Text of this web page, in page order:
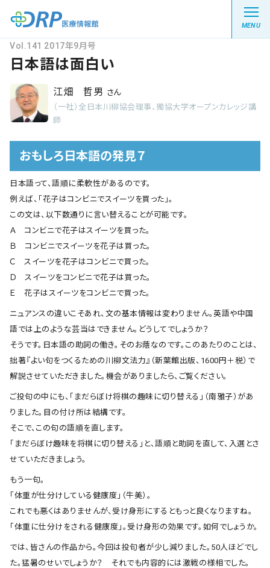
MENU
最新の注目記事
健康川柳
DRP医療情報館とは?
会社概要
お問い合わせ
Vol.141 2017年9月号
日本語は面白い
江畑 哲男 さん
（一社）全日本川柳協会理事、獨協大学オープンカレッジ講
師
おもしろ日本語の発見７
日本語って、語順に柔軟性があるのです。
例えば、「花子はコンビニでスイーツを買った」。
この文は、以下数通りに言い替えることが可能です。
Ａ コンビニで花子はスイーツを買った。
Ｂ コンビニでスイーツを花子は買った。
Ｃ スイーツを花子はコンビニで買った。
Ｄ スイーツをコンビニで花子は買った。
Ｅ 花子はスイーツをコンビニで買った。
ニュアンスの違いこそあれ、文の基本情報は変わりません。英語や中国
語では上のような芸当はできません。どうしてでしょうか？
そうです。日本語の助詞の働き。そのお蔭なのです。このあたりのことは、
拙著『よい句をつくるための川柳文法力』（新葉館出版、1600円＋税）で
解説させていただきました。機会がありましたら、ご覧ください。
ご投句の中にも、「まだらぼけ将棋の趣味に切り替える」（南雅子）があ
りました。目の付け所は結構です。
そこで、この句の語順を直します。
「まだらぼけ趣味を将棋に切り替える」と、語順と助詞を直して、入選とさ
せていただきましょう。
もう一句。
「体重が仕分けしている健康度」（牛美）。
これでも悪くはありませんが、受け身形にするともっと良くなりますね。
「体重に仕分けをされる健康度」。受け身形の効果です。如何でしょうか。
では、皆さんの作品から。今回は投句者が少し減りました。50人ほどでし
た。猛暑のせいでしょうか？ それでも内容的には激戦の様相でした。